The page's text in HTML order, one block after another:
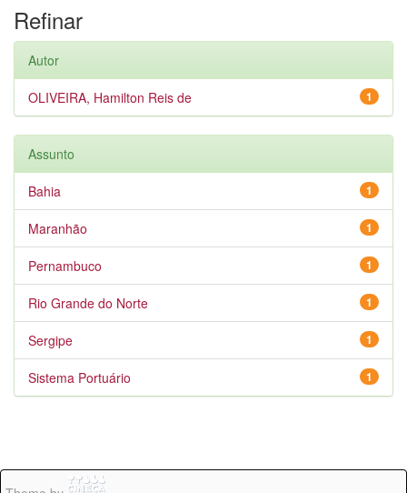
Refinar
Autor
1
OLIVEIRA, Hamilton Reis de
Assunto
1
Bahia
1
Maranhão
1
Pernambuco
1
Rio Grande do Norte
1
Sergipe
1
Sistema Portuário